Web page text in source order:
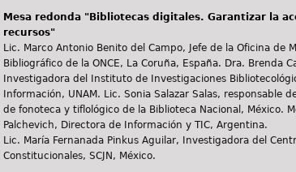
Mesa redonda "Bibliotecas digitales. Garantizar la
recursos"
Lic. Marco Antonio Benito del Campo, Jefe de la Oficina de
Bibliográfico de la ONCE, La Coruña, España. Dra. Brenda
Investigadora del Instituto de Investigaciones
Información, UNAM. Lic. Sonia Salazar Salas, responsable
de fonoteca y tiflológico de la Biblioteca Nacional, México.
Palchevich, Directora de Información y TIC, Argentina.
Lic. María Fernanada Pinkus Aguilar, Investigadora del
Constitucionales, SCJN, México.